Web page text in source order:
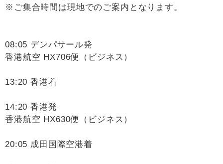
※ご集合時間は現地でのご案内となります。
08:05 デンパサール発
香港航空 HX706便（ビジネス）
13:20 香港着
14:20 香港発
香港航空 HX630便（ビジネス）
20:05 成田国際空港着